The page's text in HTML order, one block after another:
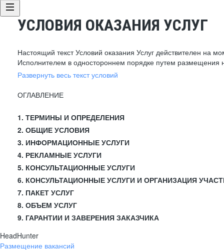
УСЛОВИЯ ОКАЗАНИЯ УСЛУГ
Настоящий текст Условий оказания Услуг действителен на
Исполнителем в одностороннем порядке путем размещения
Развернуть весь текст условий
ОГЛАВЛЕНИЕ
1. ТЕРМИНЫ И ОПРЕДЕЛЕНИЯ
2. ОБЩИЕ УСЛОВИЯ
3. ИНФОРМАЦИОННЫЕ УСЛУГИ
4. РЕКЛАМНЫЕ УСЛУГИ
5. КОНСУЛЬТАЦИОННЫЕ УСЛУГИ
6. КОНСУЛЬТАЦИОННЫЕ УСЛУГИ И ОРГАНИЗАЦИЯ
7. ПАКЕТ УСЛУГ
8. ОБЪЕМ УСЛУГ
9. ГАРАНТИИ И ЗАВЕРЕНИЯ ЗАКАЗЧИКА
HeadHunter
Размещение вакансий